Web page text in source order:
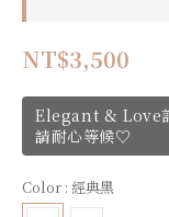
NT$3,500
Elegant & Love
請耐心等候♡
Color : 經典黑